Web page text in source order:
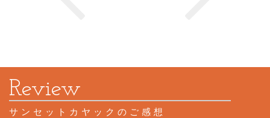
サンセットカヤックのご感想